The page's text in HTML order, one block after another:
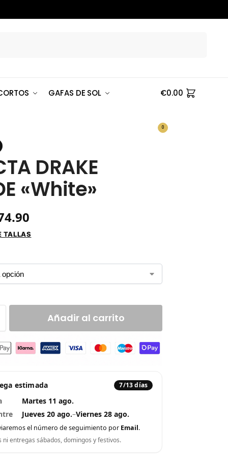
GAFAS DE SOL €0.00
0
DRAKE
«White»
TALLAS
Añadir al carrito
estimada 7/13 días
Martes 11 ago.
Jueves 20 ago.–Viernes 28 ago.
el número de seguimiento por Email.
ni entregas sábados, domingos y festivos.